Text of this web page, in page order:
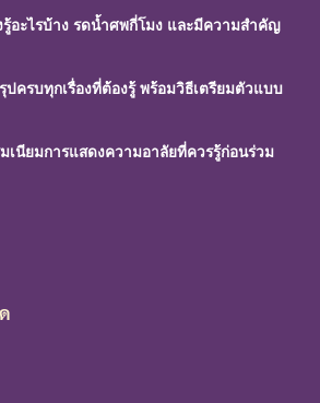
อะไรบ้าง รดน้ำศพกี่โมง และมีความสำคัญ
ปครบทุกเรื่องที่ต้องรู้ พร้อมวิธีเตรียมตัวแบบ
เนียมการแสดงความอาลัยที่ควรรู้ก่อนร่วม